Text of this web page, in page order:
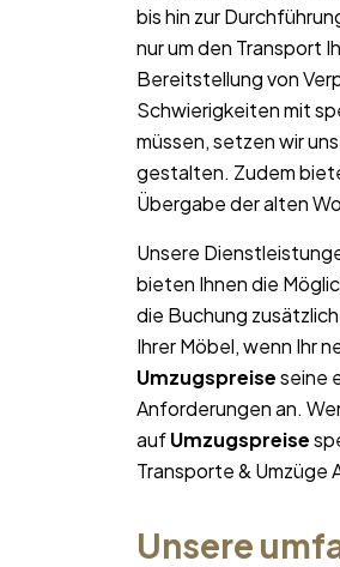
bis hin zur
nur um den Transport
Bereitstellung von
Schwierigkeiten mit
müssen, setzen wir
gestalten. Zudem
Übergabe der alten
Unsere
bieten Ihnen die
die Buchung
Ihrer Möbel, wenn Ihr
Umzugspreiseseine
Anforderungen an.
aufUmzugspreise
Transporte & Umzüge
Unsere